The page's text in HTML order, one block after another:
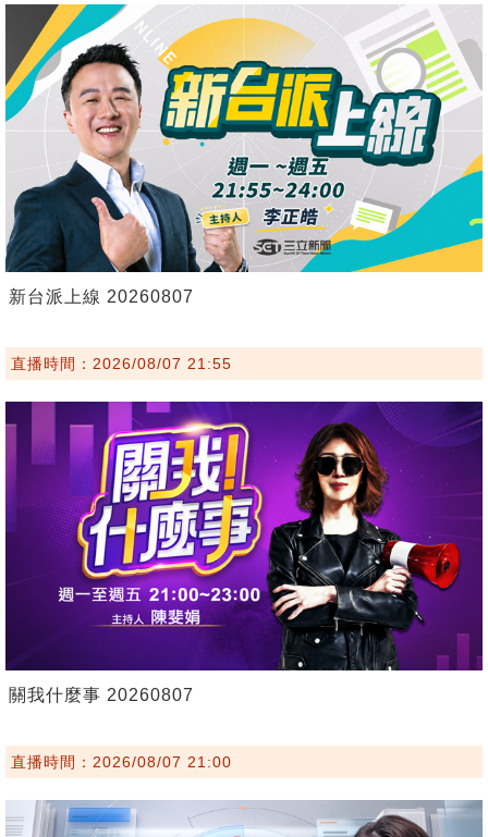
新台派上線 20260807
直播時間：2026/08/07 21:55
關我什麼事 20260807
直播時間：2026/08/07 21:00